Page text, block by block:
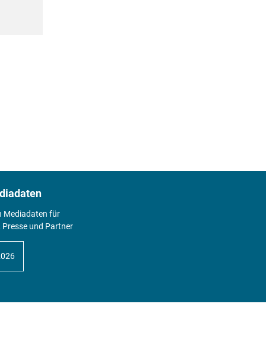
Mediadaten für
Presse und Partner